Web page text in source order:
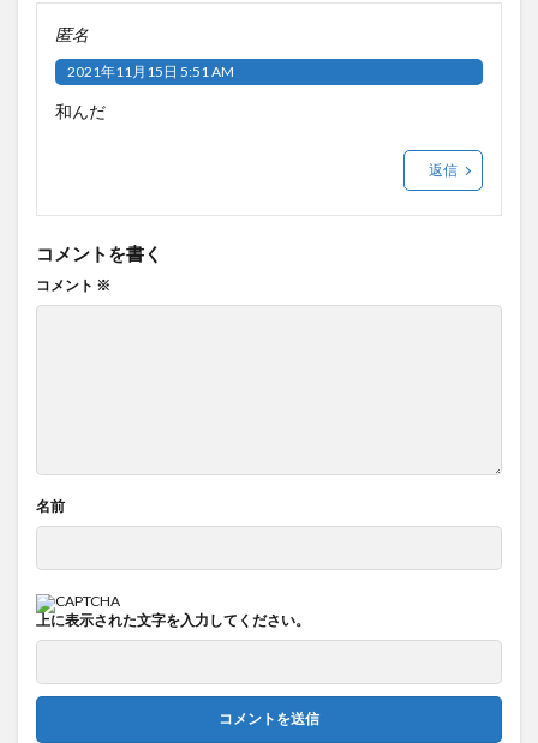
匿名
2021年11月15日 5:51 AM
和んだ
返信
コメントを書く
コメント ※
名前
上に表示された文字を入力してください。